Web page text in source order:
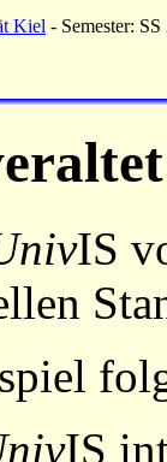
Kiel - Semester: SS
IS
IS